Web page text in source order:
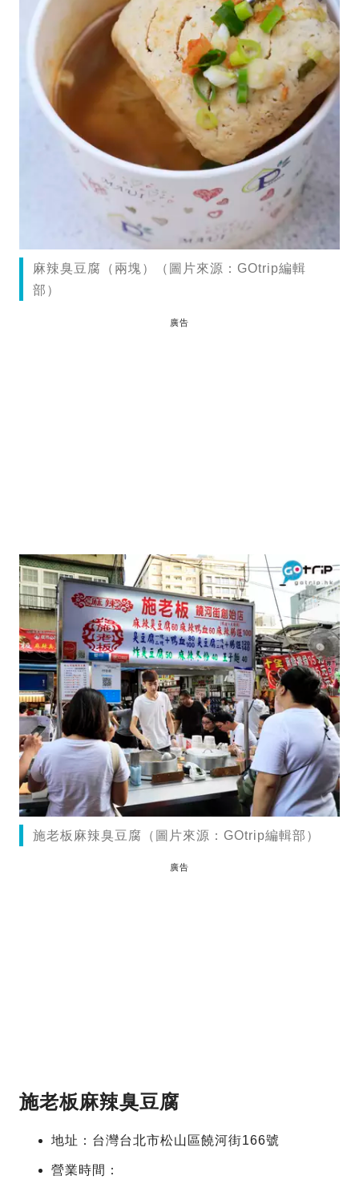
麻辣臭豆腐（兩塊）（圖片來源：GOtrip編輯
部）
廣告
施老板麻辣臭豆腐（圖片來源：GOtrip編輯部）
廣告
施老板麻辣臭豆腐
地址：台灣台北市松山區饒河街166號
營業時間：